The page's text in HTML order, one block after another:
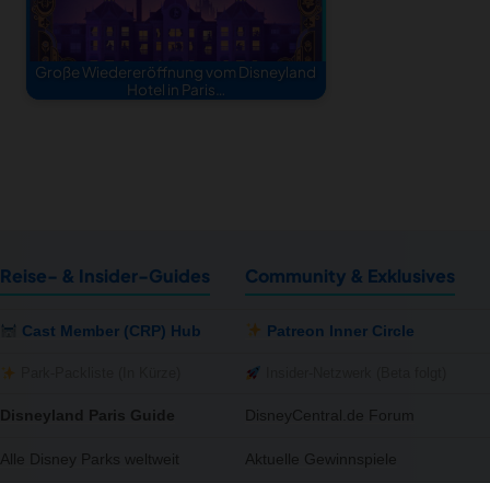
Große Wiedereröffnung vom Disneyland
Hotel in Paris…
Reise- & Insider-Guides
Cast Member (CRP) Hub
Disneyland Paris Guide
Alle Disney Parks weltweit
Community & Exklusives
Patreon Inner Circle
DisneyCentral.de Forum
Aktuelle Gewinnspiele